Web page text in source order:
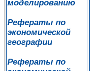
моделированию
Рефераты по
экономической
географии
Рефераты по